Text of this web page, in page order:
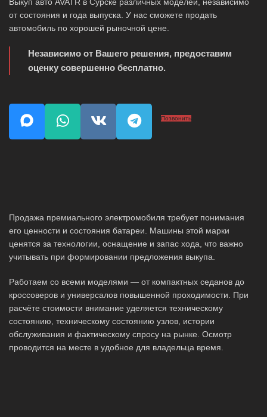
от состояния и года выпуска. У нас сможете продать
автомобиль по хорошей рыночной цене.
Независимо от Вашего решения, предоставим
оценку совершенно бесплатно.
Позвонить
Продажа премиального электромобиля требует понимания
его ценности и состояния батареи. Машины этой марки
ценятся за технологии, оснащение и запас хода, что важно
учитывать при формировании предложения выкупа.
Работаем со всеми моделями — от компактных седанов до
кроссоверов и универсалов повышенной проходимости. При
расчёте стоимости внимание уделяется техническому
состоянию, техническому состоянию узлов, истории
обслуживания и фактическому спросу на рынке. Осмотр
проводится на месте в удобное для владельца время.